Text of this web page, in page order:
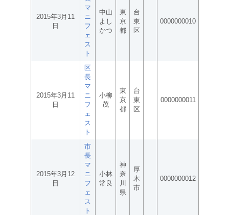
2015年3月11
日
マ
ニ
フ
ェ
ス
ト
中山
よし
かつ
東
京
都
台
東
区
0000000010
2015年3月11
日
区
長
マ
ニ
フ
ェ
ス
ト
小柳
茂
東
京
都
台
東
区
0000000011
2015年3月12
日
市
長
マ
ニ
フ
ェ
ス
ト
小林
常良
神
奈
川
県
厚
木
市
0000000012